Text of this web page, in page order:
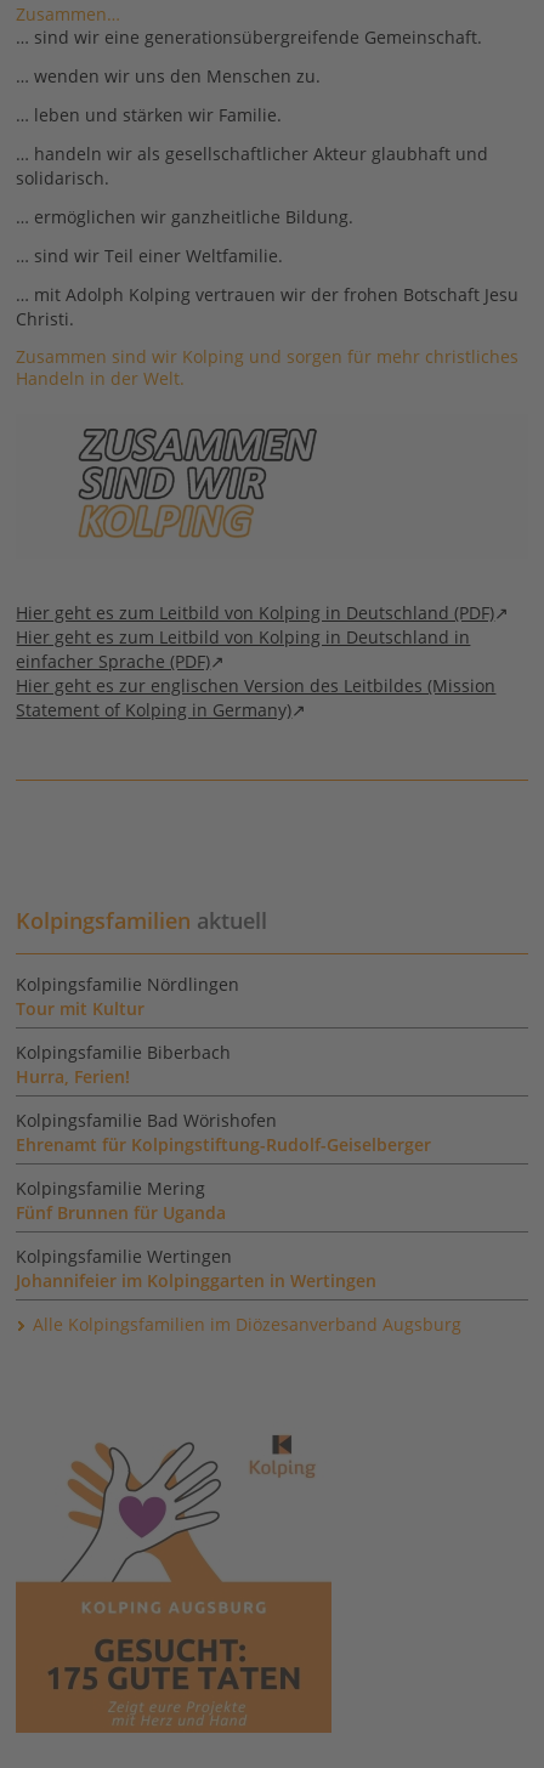
Zusammen…
… sind wir eine generationsübergreifende Gemeinschaft.
… wenden wir uns den Menschen zu.
… leben und stärken wir Familie.
… handeln wir als gesellschaftlicher Akteur glaubhaft und
solidarisch.
… ermöglichen wir ganzheitliche Bildung.
… sind wir Teil einer Weltfamilie.
… mit Adolph Kolping vertrauen wir der frohen Botschaft Jesu
Christi.
Zusammen sind wir Kolping und sorgen für mehr christliches
Handeln in der Welt.
Hier geht es zum Leitbild von Kolping in Deutschland (PDF)
Hier geht es zum Leitbild von Kolping in Deutschland in
einfacher Sprache (PDF)
Hier geht es zur englischen Version des Leitbildes (Mission
Statement of Kolping in Germany)
Kolpingsfamilien aktuell
Kolpingsfamilie Nördlingen
Tour mit Kultur
Kolpingsfamilie Biberbach
Hurra, Ferien!
Kolpingsfamilie Bad Wörishofen
Ehrenamt für Kolpingstiftung-Rudolf-Geiselberger
Kolpingsfamilie Mering
Fünf Brunnen für Uganda
Kolpingsfamilie Wertingen
Johannifeier im Kolpinggarten in Wertingen
Alle Kolpingsfamilien im Diözesanverband Augsburg